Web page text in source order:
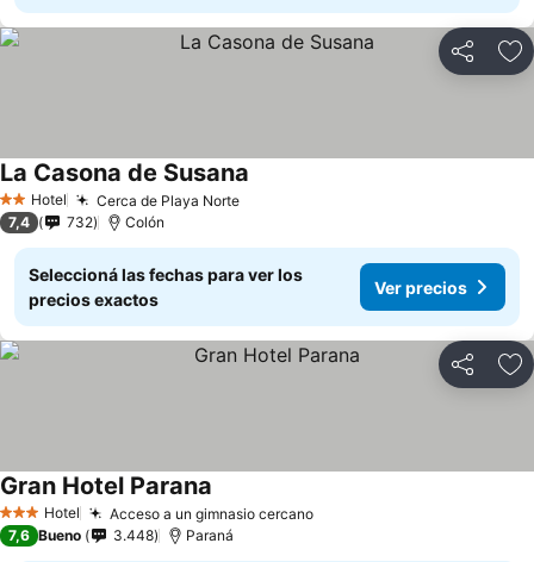
Compartir
2 Estrellas
Hotel Cerca de Playa Norte
La Casona de Susana
7,4 732 Colón
Seleccioná las fechas para ver los
precios exactos
Ver precios
Compartir
3 Estrellas
Hotel Acceso a un gimnasio cercano
Gran Hotel Parana
7,6 Bueno 3.448 Paraná